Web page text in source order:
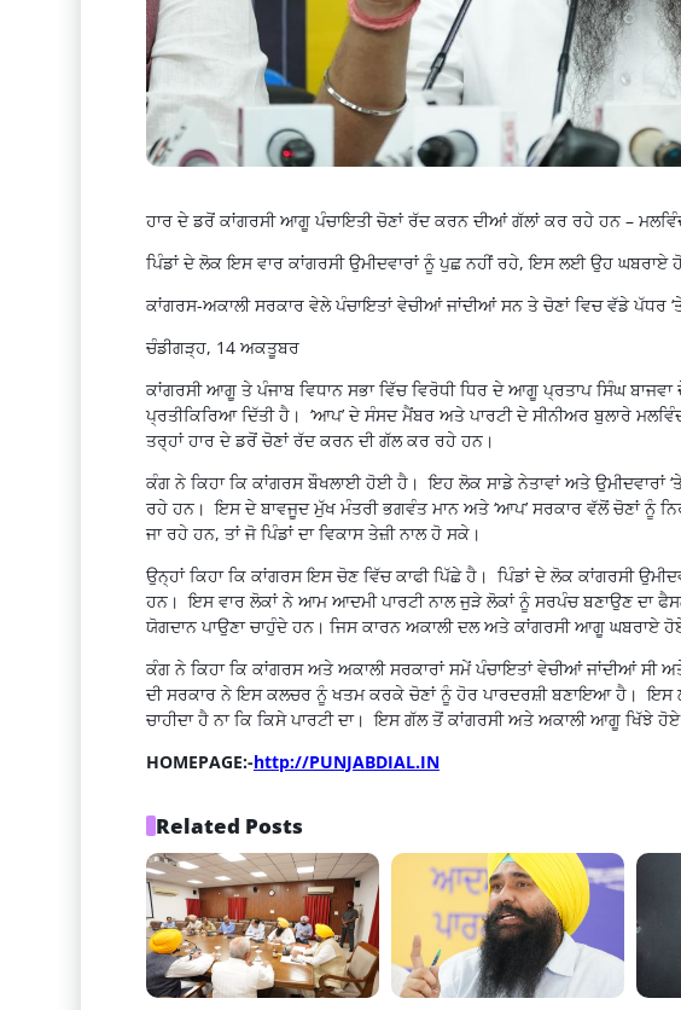
ਹਾਰ ਦੇ ਡਰੋਂ ਕਾਂਗਰਸੀ ਆਗੂ ਪੰਚਾਇਤੀ ਚੋਣਾਂ ਰੱਦ ਕਰਨ ਦੀਆਂ ਗੱਲਾਂ ਕਰ ਰਹੇ ਹਨ –
ਪਿੰਡਾਂ ਦੇ ਲੋਕ ਇਸ ਵਾਰ ਕਾਂਗਰਸੀ ਉਮੀਦਵਾਰਾਂ ਨੂੰ ਪੁਛ ਨਹੀਂ ਰਹੇ, ਇਸ ਲਈ ਉਹ ਘਬਰਾਏ
ਕਾਂਗਰਸ-ਅਕਾਲੀ ਸਰਕਾਰ ਵੇਲੇ ਪੰਚਾਇਤਾਂ ਵੇਚੀਆਂ ਜਾਂਦੀਆਂ ਸਨ ਤੇ ਚੋਣਾਂ ਵਿਚ ਵੱਡੇ ਪੱਧਰ
ਚੰਡੀਗੜ੍ਹ, 14 ਅਕਤੂਬਰ
ਕਾਂਗਰਸੀ ਆਗੂ ਤੇ ਪੰਜਾਬ ਵਿਧਾਨ ਸਭਾ ਵਿੱਚ ਵਿਰੋਧੀ ਧਿਰ ਦੇ ਆਗੂ ਪ੍ਰਤਾਪ ਸਿੰਘ
ਪ੍ਰਤੀਕਿਰਿਆ ਦਿੱਤੀ ਹੈ। ‘ਆਪ’ ਦੇ ਸੰਸਦ ਮੈਂਬਰ ਅਤੇ ਪਾਰਟੀ ਦੇ ਸੀਨੀਅਰ ਬੁਲਾਰੇ
ਤਰ੍ਹਾਂ ਹਾਰ ਦੇ ਡਰੋਂ ਚੋਣਾਂ ਰੱਦ ਕਰਨ ਦੀ ਗੱਲ ਕਰ ਰਹੇ ਹਨ।
ਕੰਗ ਨੇ ਕਿਹਾ ਕਿ ਕਾਂਗਰਸ ਬੌਖਲਾਈ ਹੋਈ ਹੈ। ਇਹ ਲੋਕ ਸਾਡੇ ਨੇਤਾਵਾਂ ਅਤੇ ਉਮੀਦਵਾਰਾਂ
ਰਹੇ ਹਨ। ਇਸ ਦੇ ਬਾਵਜੂਦ ਮੁੱਖ ਮੰਤਰੀ ਭਗਵੰਤ ਮਾਨ ਅਤੇ ‘ਆਪ’ ਸਰਕਾਰ ਵੱਲੋਂ ਚੋਣਾਂ ਨੂੰ
ਜਾ ਰਹੇ ਹਨ, ਤਾਂ ਜੋ ਪਿੰਡਾਂ ਦਾ ਵਿਕਾਸ ਤੇਜ਼ੀ ਨਾਲ ਹੋ ਸਕੇ।
ਉਨ੍ਹਾਂ ਕਿਹਾ ਕਿ ਕਾਂਗਰਸ ਇਸ ਚੋਣ ਵਿੱਚ ਕਾਫੀ ਪਿੱਛੇ ਹੈ। ਪਿੰਡਾਂ ਦੇ ਲੋਕ ਕਾਂਗਰਸੀ
ਹਨ। ਇਸ ਵਾਰ ਲੋਕਾਂ ਨੇ ਆਮ ਆਦਮੀ ਪਾਰਟੀ ਨਾਲ ਜੁੜੇ ਲੋਕਾਂ ਨੂੰ ਸਰਪੰਚ ਬਣਾਉਣ ਦਾ
ਯੋਗਦਾਨ ਪਾਉਣਾ ਚਾਹੁੰਦੇ ਹਨ। ਜਿਸ ਕਾਰਨ ਅਕਾਲੀ ਦਲ ਅਤੇ ਕਾਂਗਰਸੀ ਆਗੂ ਘਬਰਾਏ
ਕੰਗ ਨੇ ਕਿਹਾ ਕਿ ਕਾਂਗਰਸ ਅਤੇ ਅਕਾਲੀ ਸਰਕਾਰਾਂ ਸਮੇਂ ਪੰਚਾਇਤਾਂ ਵੇਚੀਆਂ ਜਾਂਦੀਆਂ ਸੀ
ਦੀ ਸਰਕਾਰ ਨੇ ਇਸ ਕਲਚਰ ਨੂੰ ਖਤਮ ਕਰਕੇ ਚੋਣਾਂ ਨੂੰ ਹੋਰ ਪਾਰਦਰਸ਼ੀ ਬਣਾਇਆ ਹੈ। ਇਸ
ਚਾਹੀਦਾ ਹੈ ਨਾ ਕਿ ਕਿਸੇ ਪਾਰਟੀ ਦਾ। ਇਸ ਗੱਲ ਤੋਂ ਕਾਂਗਰਸੀ ਅਤੇ ਅਕਾਲੀ ਆਗੂ ਖਿੱਝੇ
HOMEPAGE:-http://PUNJABDIAL.IN
Related Posts